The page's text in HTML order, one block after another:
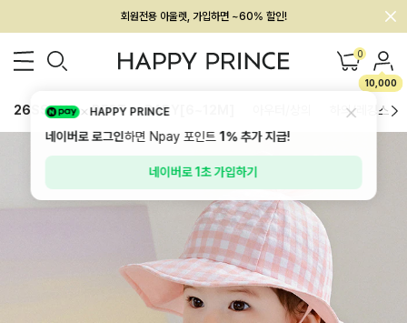
회원전용 아울렛, 가입하면 ~60% 할인!
멤버십 최대 28,000원 혜택 0
10,000
26SS 신상 BEST BABY[6~12M] 하의/레깅스
HAPPY PRINCE
네이버로 로그인하면 Npay 포인트1%추가 지급!
네이버로 1초 가입하기